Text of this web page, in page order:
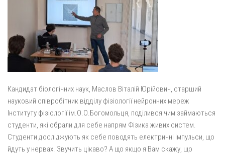
Кандидат біологічних наук, Маслов Віталій Юрійович, старший
науковий співробітник відділу фізіології нейронних мереж
Інституту фізіології ім.О.О.Богомольця, поділився чим займаються
студенти, які обрали для себе напрям Фізика живих систем.
Студенти досліджують як себе поводять електричні імпульси, що
йдуть у нервах. Звучить цікаво? А що якщо я Вам скажу, що